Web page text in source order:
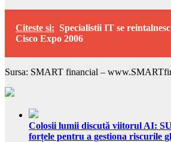
Citeste si: Specialistii IT se
Cisco Expo 2006
Sursa: SMART financial –
Colosii lumii discută viitorul AI:
forțele pentru a gestiona riscurile